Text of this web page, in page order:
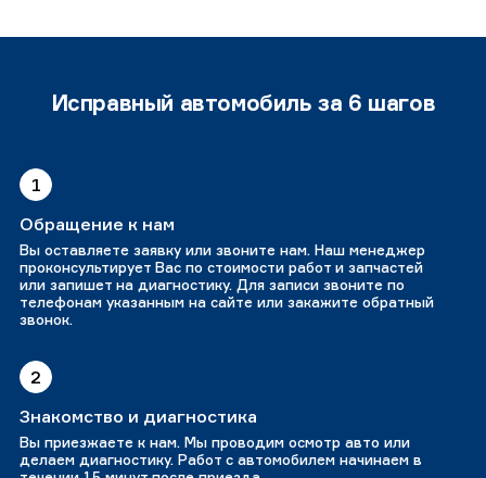
Исправный автомобиль за 6 шагов
1
Обращение к нам
Вы оставляете заявку или звоните нам. Наш менеджер
проконсультирует Вас по стоимости работ и запчастей
или запишет на диагностику. Для записи звоните по
телефонам указанным на сайте или закажите обратный
звонок.
2
Знакомство и диагностика
Вы приезжаете к нам. Мы проводим осмотр авто или
делаем диагностику. Работ с автомобилем начинаем в